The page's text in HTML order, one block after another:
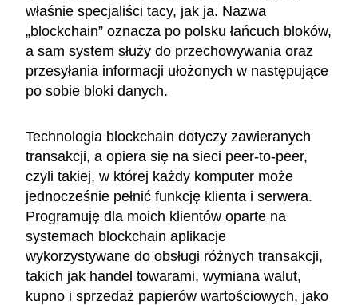
właśnie specjaliści tacy, jak ja. Nazwa
„blockchain” oznacza po polsku łańcuch bloków,
a sam system służy do przechowywania oraz
przesyłania informacji ułożonych w następujące
po sobie bloki danych.
Technologia blockchain dotyczy zawieranych
transakcji, a opiera się na sieci peer-to-peer,
czyli takiej, w której każdy komputer może
jednocześnie pełnić funkcję klienta i serwera.
Programuję dla moich klientów oparte na
systemach blockchain aplikacje
wykorzystywane do obsługi różnych transakcji,
takich jak handel towarami, wymiana walut,
kupno i sprzedaż papierów wartościowych, jako